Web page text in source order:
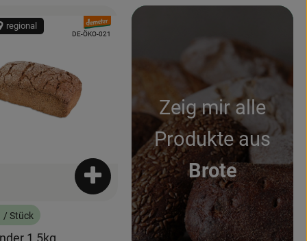
hinzufügen
/ Stück
1,5kg
Produkt zum Warenkorb hinzufügen
, Verband:
, Kontrollstelle:
DE-ÖKO-021
regionalzu Favouriten hinzufügen
Zeig mir alle
Produkte aus
Brote